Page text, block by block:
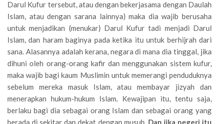
Darul Kufur tersebut, atau dengan bekerjasama dengan Daulah
Islam, atau dengan sarana lainnya) maka dia wajib berusaha
untuk menjadikan (menukar) Darul Kufur tadi menjadi Darul
Islam, dan haram baginya pada ketika itu untuk berhijrah dari
sana. Alasannya adalah kerana, negara di mana dia tinggal, jika
dihuni oleh orang-orang kafir dan menggunakan sistem kufur,
maka wajib bagi kaum Muslimin untuk memerangi penduduknya
sebelum mereka masuk Islam, atau membayar jizyah dan
menerapkan hukum-hukum Islam. Kewajipan itu, tentu saja,
berlaku bagi dia sebagai orang Islam dan sebagai orang yang
berada di sekitar dan dekat dengan musuh. Dan jika negeri itu